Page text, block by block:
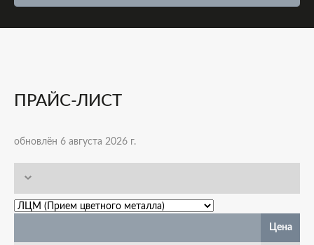
ПРАЙС-ЛИСТ
обновлён 6 августа 2026 г.
Цена